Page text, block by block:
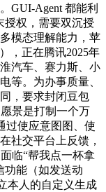
GUI-Agent 都能利
授权，需要双沉授
模态理解能力，苹
，正在腾讯2025年
汽车、赛力斯、小
等。为办事质量、
，要求封闭豆包
景是打制一个万
过使应意图图、使
社交平台上反馈，
临“帮我点一杯拿
功能（如发送动
本人的自定义生成